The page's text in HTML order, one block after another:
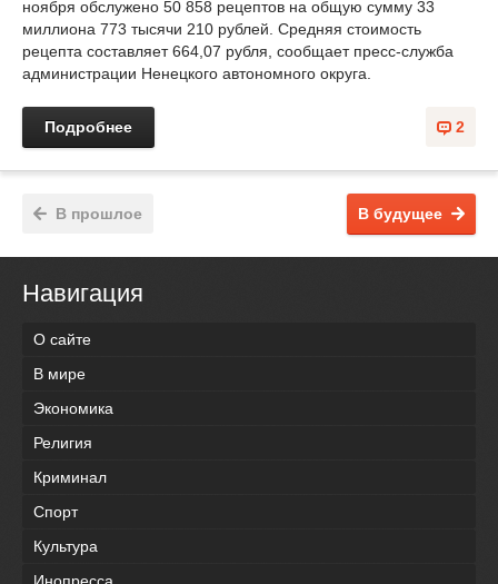
ноября обслужено 50 858 рецептов на общую сумму 33
миллиона 773 тысячи 210 рублей. Средняя стоимость
рецепта составляет 664,07 рубля, сообщает пресс-служба
администрации Ненецкого автономного округа.
2
Подробнее
В будущее
В прошлое
Навигация
О сайте
В мире
Экономика
Религия
Криминал
Спорт
Культура